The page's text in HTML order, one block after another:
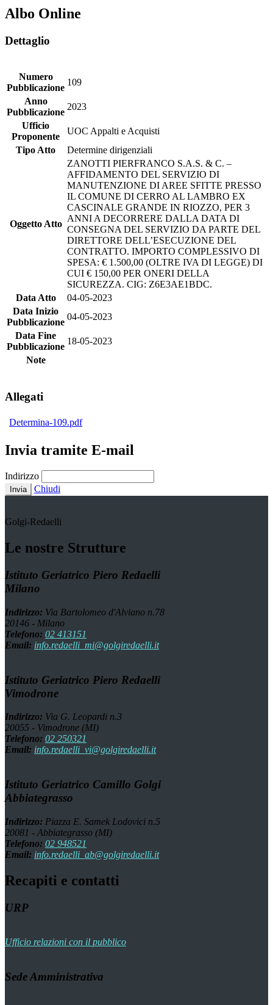
Albo Online
Dettaglio
Numero
Pubblicazione
109
Anno
Pubblicazione
2023
Ufficio
Proponente
UOC Appalti e Acquisti
Tipo Atto
Determine dirigenziali
Oggetto Atto
ZANOTTI PIERFRANCO S.A.S. & C. –
AFFIDAMENTO DEL SERVIZIO DI
MANUTENZIONE DI AREE SFITTE PRESSO
IL COMUNE DI CERRO AL LAMBRO EX
CASCINALE GRANDE IN RIOZZO, PER 3
ANNI A DECORRERE DALLA DATA DI
CONSEGNA DEL SERVIZIO DA PARTE DEL
DIRETTORE DELL’ESECUZIONE DEL
CONTRATTO. IMPORTO COMPLESSIVO DI
SPESA: € 1.500,00 (OLTRE IVA DI LEGGE) DI
CUI € 150,00 PER ONERI DELLA
SICUREZZA. CIG: Z6E3AE1BDC.
Data Atto
04-05-2023
Data Inizio
Pubblicazione
04-05-2023
Data Fine
Pubblicazione
18-05-2023
Note
Allegati
Determina-109.pdf
Invia tramite E-mail
Indirizzo
Invia Chiudi
Golgi-Redaelli
Le nostre Strutture
Istituto Geriatrico Piero Redaelli
Milano
Indirizzo: Via Bartolomeo d'Alviano n.78
20146 - Milano
Telefono: 02 413151
Email: info.redaelli_mi@golgiredaelli.it
Istituto Geriatrico Piero Redaelli
Vimodrone
Indirizzo: Via G. Leopardi n.3
20055 - Vimodrone (MI)
Telefono: 02 250321
Email: info.redaelli_vi@golgiredaelli.it
Istituto Geriatrico Camillo Golgi
Abbiategrasso
Indirizzo: Piazza E. Samek Lodovici n.5
20081 - Abbiategrasso (MI)
Telefono: 02 948521
Email: info.redaelli_ab@golgiredaelli.it
Recapiti e contatti
URP
Ufficio relazioni con il pubblico
Sede Amministrativa